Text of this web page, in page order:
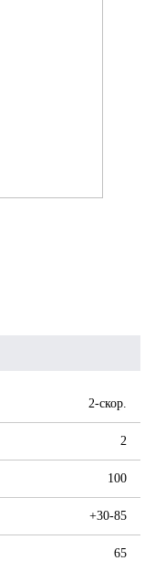
2-скор.
2
100
+30-85
65